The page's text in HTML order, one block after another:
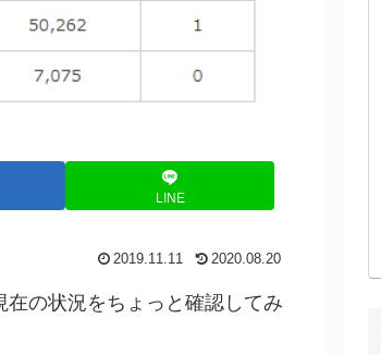
LINE
2019.11.11 2020.08.20
在の状況をちょっと確認してみ